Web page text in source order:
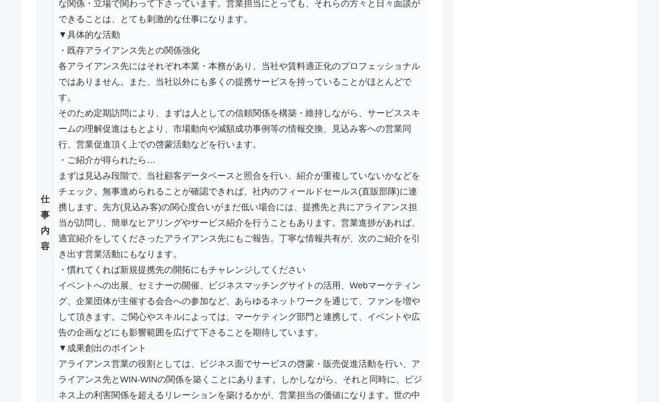
仕
事
内
容
な関係・立場で関わって下さっています。営業担当にとっても、それらの方々と日々面談が
できることは、とても刺激的な仕事になります。
▼具体的な活動
・既存アライアンス先との関係強化
各アライアンス先にはそれぞれ本業・本務があり、当社や賃料適正化のプロフェッショナル
ではありません。また、当社以外にも多くの提携サービスを持っていることがほとんどで
す。
そのため定期訪問により、まずは人としての信頼関係を構築・維持しながら、サービススキ
ームの理解促進はもとより、市場動向や減額成功事例等の情報交換、見込み客への営業同
行、営業促進頂く上での啓蒙活動などを行います。
・ご紹介が得られたら…
まずは見込み段階で、当社顧客データベースと照合を行い、紹介が重複していないかなどを
チェック。無事進められることが確認できれば、社内のフィールドセールス(直販部隊)に連
携します。先方(見込み客)の関心度合いがまだ低い場合には、提携先と共にアライアンス担
当が訪問し、簡単なヒアリングやサービス紹介を行うこともあります。営業進捗があれば、
適宜紹介をしてくださったアライアンス先にもご報告。丁寧な情報共有が、次のご紹介を引
き出す営業活動にもなります。
・慣れてくれば新規提携先の開拓にもチャレンジしてください
イベントへの出展、セミナーの開催、ビジネスマッチングサイトの活用、Webマーケティン
グ、企業団体が主催する会合への参加など、あらゆるネットワークを通じて、ファンを増や
して頂きます。ご関心やスキルによっては、マーケティング部門と連携して、イベントや広
告の企画などにも影響範囲を広げて下さることを期待しています。
▼成果創出のポイント
アライアンス営業の役割としては、ビジネス面でサービスの啓蒙・販売促進活動を行い、ア
ライアンス先とWIN-WINの関係を築くことにあります。しかしながら、それと同時に、ビジ
ネス上の利害関係を超えるリレーションを築けるかが、営業担当の価値になります。世の中